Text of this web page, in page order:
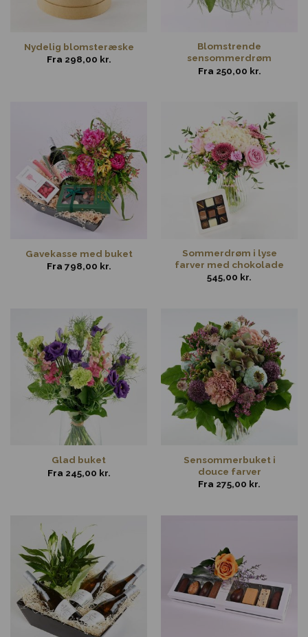
Nydelig blomsteræske
Fra 298,00 kr.
Blomstrende
sensommerdrøm
Fra 250,00 kr.
Gavekasse med buket
Fra 798,00 kr.
Sommerdrøm i lyse
farver med chokolade
545,00 kr.
Glad buket
Fra 245,00 kr.
Sensommerbuket i
douce farver
Fra 275,00 kr.